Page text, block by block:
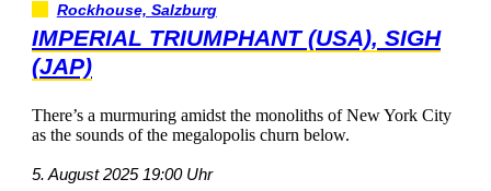
Rockhouse,Salzburg
IMPERIALTRIUMPHANT(USA),SIGH
(JAP)
There’samurmuringamidstthemonolithsofNewYorkCity
asthesoundsofthemegalopolischurnbelow.
5.August202519:00Uhr